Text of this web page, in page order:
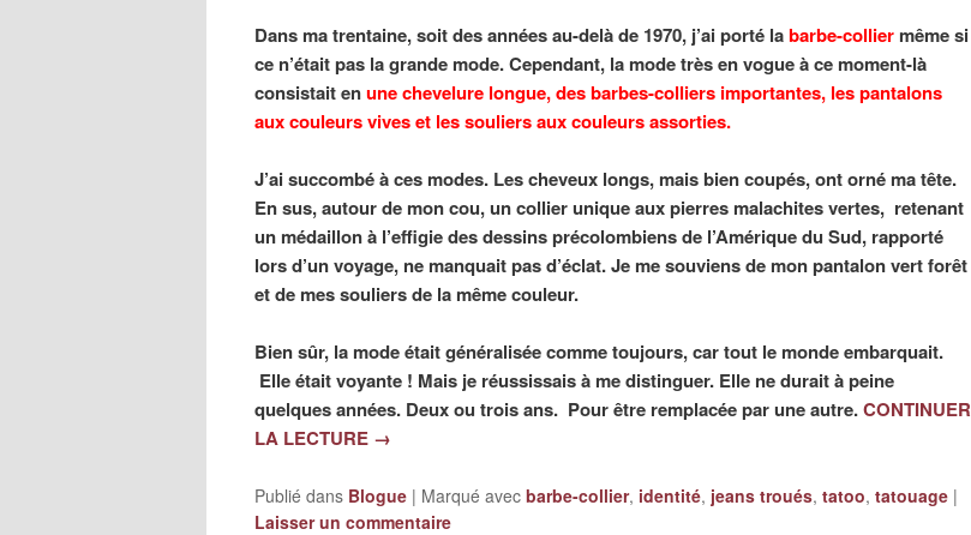
Dans ma trentaine, soit des années au-delà de 1970, j’ai porté labarbe-collier même si
ce n’était pas la grande mode. Cependant, la mode très en vogue à ce moment-là
consistait enune chevelure longue, des barbes-colliers importantes, les pantalons
aux couleurs vives et les souliers aux couleurs assorties.
J’ai succombé à ces modes. Les cheveux longs, mais bien coupés, ont orné ma tête.
En sus, autour de mon cou, un collier unique aux pierres malachites vertes, retenant
un médaillon à l’effigie des dessins précolombiens de l’Amérique du Sud, rapporté
lors d’un voyage, ne manquait pas d’éclat. Je me souviens de mon pantalon vert forêt
et de mes souliers de la même couleur.
Bien sûr, la mode était généralisée comme toujours, car tout le monde embarquait.
Elle était voyante ! Mais je réussissais à me distinguer. Elle ne durait à peine
quelques années. Deux ou trois ans. Pour être remplacée par une autre.CONTINUER
LA LECTURE →
Publié dans Blogue | Marqué avec barbe-collier, identité, jeans troués, tatoo, tatouage |
Laisser un commentaire